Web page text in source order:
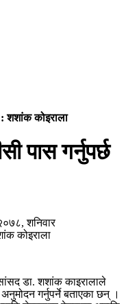
: शशांक कोइराला
पास गर्नुपर्छ
शनिवार
डा. शशांक काइरालाले
गर्नुपर्ने बताएका छन् ।